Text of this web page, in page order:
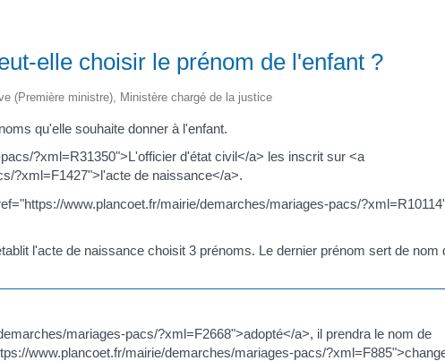
elle choisir le prénom de l'enfant ?
(Première ministre), Ministère chargé de la justice
qu'elle souhaite donner à l'enfant.
?xml=R31350">L'officier d'état civil</a> les inscrit sur <a
?xml=F1427">l'acte de naissance</a>.
www.plancoet.fr/mairie/demarches/mariages-pacs/
l'acte de naissance choisit 3 prénoms. Le dernier prénom sert de nom
mariages-pacs/?xml=F2668">adopté</a>, il prendra le nom de
www.plancoet.fr/mairie/demarches/mariages-pacs/